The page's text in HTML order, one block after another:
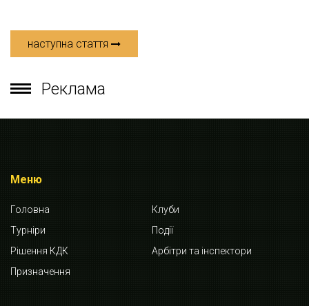
наступна стаття
Реклама
Меню
Головна
Клуби
Турніри
Події
Рішення КДК
Арбітри та інспектори
Призначення